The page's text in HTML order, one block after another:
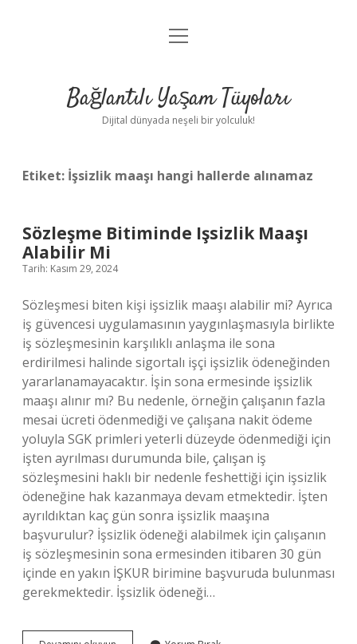
Anasayfa
Yasal Uyarı
menüyü
Bağlantılı Yaşam Tüyoları
Dijital dünyada neşeli bir yolculuk!
Etiket: İşsizlik maaşı hangi hallerde alınamaz
Sözleşme Bitiminde Işsizlik Maaşı
Alabilir Mi
Tarih: Kasım 29, 2024
Sözleşmesi biten kişi işsizlik maaşı alabilir mi? Ayrıca
iş güvencesi uygulamasının yaygınlaşmasıyla birlikte
iş sözleşmesinin karşılıklı anlaşma ile sona
erdirilmesi halinde sigortalı işçi işsizlik ödeneğinden
yararlanamayacaktır. İşin sona ermesinde işsizlik
maaşı alınır mı? Bu nedenle, örneğin çalışanın fazla
mesai ücreti ödenmediği ve çalışana nakit ödeme
yoluyla SGK primleri yeterli düzeyde ödenmediği için
işten ayrılması durumunda bile, çalışan iş
sözleşmesini haklı bir nedenle feshettiği için işsizlik
ödeneğine hak kazanmaya devam etmektedir. İşten
ayrıldıktan kaç gün sonra işsizlik maaşına
başvurulur? İşsizlik ödeneği alabilmek için çalışanın
iş sözleşmesinin sona ermesinden itibaren 30 gün
içinde en yakın İŞKUR birimine başvuruda bulunması
gerekmektedir. İşsizlik ödeneği…